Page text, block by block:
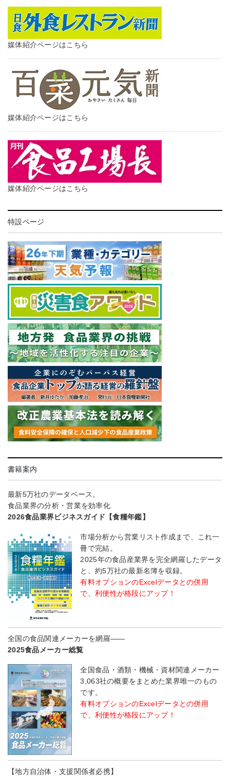
媒体紹介ページはこちら
媒体紹介ページはこちら
媒体紹介ページはこちら
特設ページ
書籍案内
最新5万社のデータベース。
食品業界の分析・営業を効率化
2026食品業界ビジネスガイド【食糧年鑑】
市場分析から営業リスト作成まで、これ一
冊で完結。
2025年の食品産業界を完全網羅したデータ
と、約5万社の最新名簿を収録。
有料オプションのExcelデータとの併用
で、利便性が格段にアップ！
全国の食品関連メーカーを網羅――
2025食品メーカー総覧
全国食品・酒類・機械・資材関連メーカー
3,063社の概要をまとめた業界唯一のもの
です。
有料オプションのExcelデータとの併用
で、利便性が格段にアップ！
【地方自治体・支援関係者必携】